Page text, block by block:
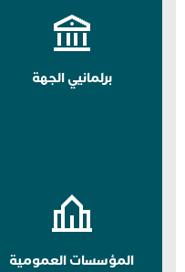
برلمانيي الجهة
المؤسسات العمومية